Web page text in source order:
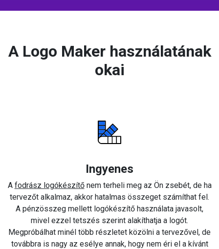
A Logo Maker használatának
okai
Ingyenes
A fodrász logókészítőnem terheli meg az Ön zsebét, de ha
tervezőt alkalmaz, akkor hatalmas összeget számíthat fel.
A pénzösszeg mellett logókészítő használata javasolt,
mivel ezzel tetszés szerint alakíthatja a logót.
Megpróbálhat minél több részletet közölni a tervezővel, de
továbbra is nagy az esélye annak, hogy nem éri el a kívánt